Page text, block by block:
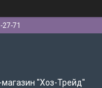
71
магазин "Хоз-Трейд"